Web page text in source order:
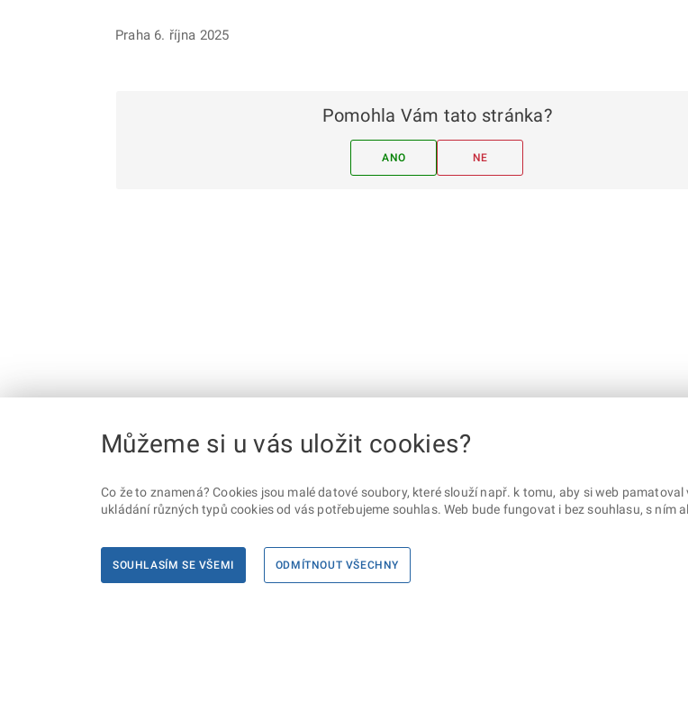
Praha 6. října 2025
Pomohla Vám tato stránka?
ANO NE
Můžeme si u vás uložit cookies?
Co že to znamená? Cookies jsou malé datové soubory, které slouží např. k tomu, aby si web
ukládání různých typů cookies od vás potřebujeme souhlas. Web bude fungovat i bez souhlasu, s ním
SOUHLASÍM SE VŠEMI ODMÍTNOUT VŠECHNY